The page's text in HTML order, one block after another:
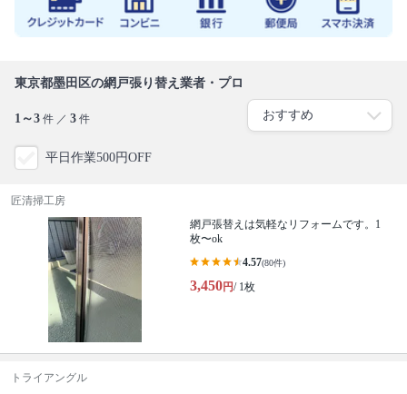
東京都墨田区の網戸張り替え業者・プロ
1～3 件 ／ 3 件
平日作業500円OFF
匠清掃工房
網戸張替えは気軽なリフォームです。1
枚〜ok
4.57(80件)
3,450円/ 1枚
トライアングル